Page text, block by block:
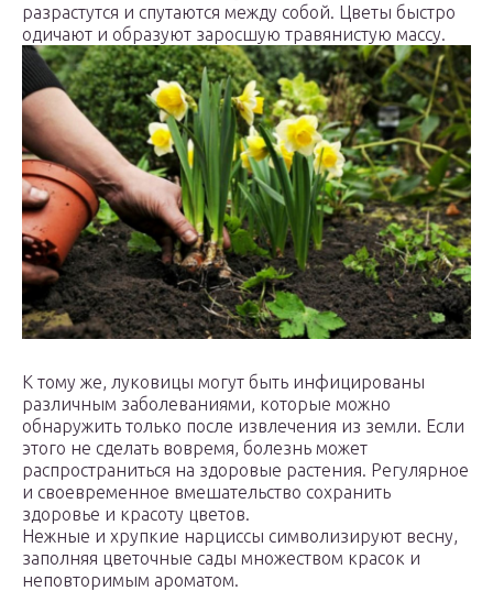
разрастутся и спутаются между собой. Цветы быстро
одичают и образуют заросшую травянистую массу.
К тому же, луковицы могут быть инфицированы
различным заболеваниями, которые можно
обнаружить только после извлечения из земли. Если
этого не сделать вовремя, болезнь может
распространиться на здоровые растения. Регулярное
и своевременное вмешательство сохранить
здоровье и красоту цветов.
Нежные и хрупкие нарциссы символизируют весну,
заполняя цветочные сады множеством красок и
неповторимым ароматом.